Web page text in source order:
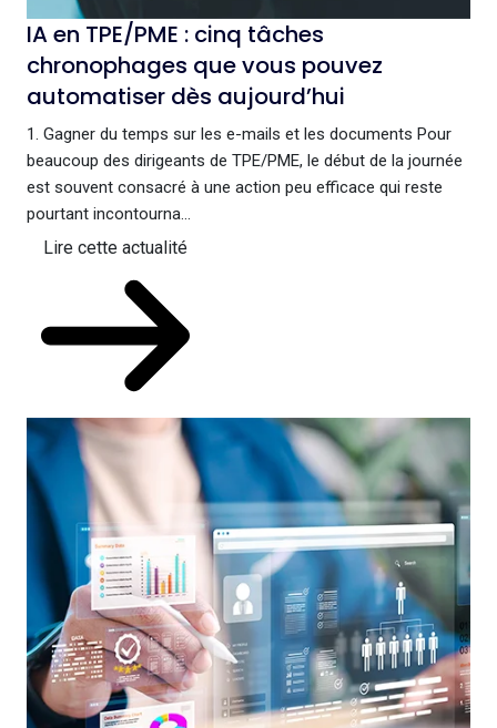
IA en TPE/PME : cinq tâches
chronophages que vous pouvez
automatiser dès aujourd’hui
1. Gagner du temps sur les e-mails et les documents Pour
beaucoup des dirigeants de TPE/PME, le début de la journée
est souvent consacré à une action peu efficace qui reste
pourtant incontourna...
Lire cette actualité